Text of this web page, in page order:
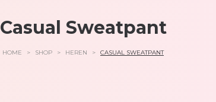
Casual Sweatpant
HOME > SHOP > HEREN > CASUAL SWEATPANT